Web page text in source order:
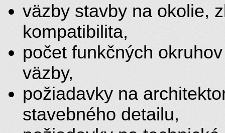
väzby stavby na okolie,
kompatibilita,
počet funkčných
väzby,
požiadavky na
stavebného detailu,